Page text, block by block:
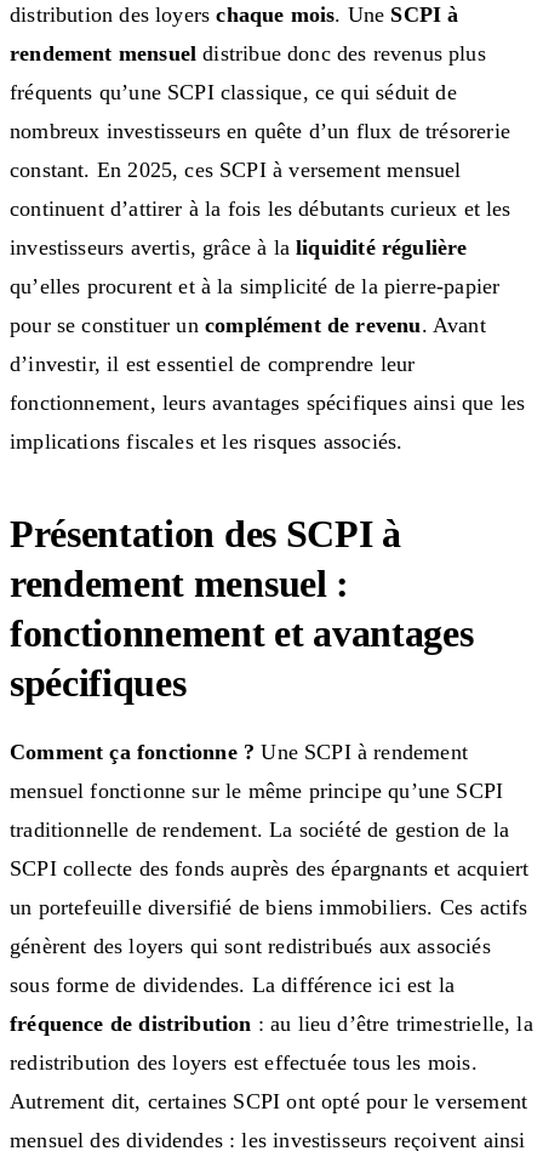
distribution des loyerschaque mois. Une SCPI à
rendement mensuel distribue donc des revenus plus
fréquents qu’une SCPI classique, ce qui séduit de
nombreux investisseurs en quête d’un flux de trésorerie
constant. En 2025, ces SCPI à versement mensuel
continuent d’attirer à la fois les débutants curieux et les
investisseurs avertis, grâce à laliquidité régulière
qu’elles procurent et à la simplicité de la pierre-papier
pour se constituer un complément de revenu. Avant
d’investir, il est essentiel de comprendre leur
fonctionnement, leurs avantages spécifiques ainsi que les
implications fiscales et les risques associés.
Présentation des SCPI à
rendement mensuel :
fonctionnement et avantages
spécifiques
Comment ça fonctionne ? Une SCPI à rendement
mensuel fonctionne sur le même principe qu’une SCPI
traditionnelle de rendement. La société de gestion de la
SCPI collecte des fonds auprès des épargnants et acquiert
un portefeuille diversifié de biens immobiliers. Ces actifs
génèrent des loyers qui sont redistribués aux associés
sous forme de dividendes. La différence ici est la
fréquence de distribution : au lieu d’être trimestrielle, la
redistribution des loyers est effectuée tous les mois.
Autrement dit, certaines SCPI ont opté pour le versement
mensuel des dividendes : les investisseurs reçoivent ainsi